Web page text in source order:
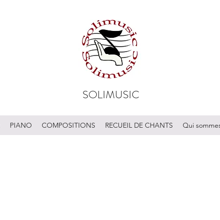
SOLIMUSIC
PIANO COMPOSITIONS RECUEIL DE CHANTS Qui